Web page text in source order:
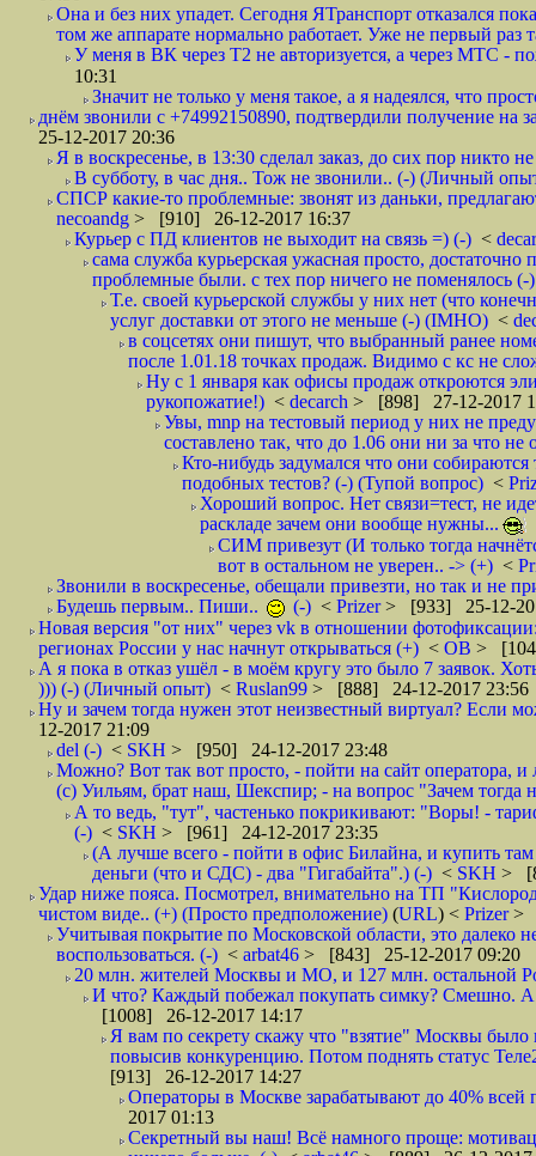
Она и без них упадет. Сегодня ЯТранспорт отказался
том же аппарате нормально работает. Уже не первый раз
У меня в ВК через Т2 не авторизуется, а через МТС -
10:31
Значит не только у меня такое, а я надеялся, что
днём звонили с +74992150890, подтвердили получение на
25-12-2017 20:36
Я в воскресенье, в 13:30 сделал заказ, до сих пор никто
В субботу, в час дня.. Тож не звонили.. (-) (Личный
СПСР какие-то проблемные: звонят из даньки,
necoandg > [910] 26-12-2017 16:37
Курьер с ПД клиентов не выходит на связь =) (-) <
сама служба курьерская ужасная просто,
проблемные были. с тех пор ничего не поменялось (-)
Т.е. своей курьерской службы у них нет (что
услуг доставки от этого не меньше (-) (IMHO) <
в соцсетях они пишут, что выбранный ранее
после 1.01.18 точках продаж. Видимо с кс не
Ну с 1 января как офисы продаж откроются
рукопожатие!) < decarch > [898] 27-12-2017
Увы, mnp на тестовый период у них не
составлено так, что до 1.06 они ни за что не
Кто-нибудь задумался что они
подобных тестов? (-) (Тупой вопрос) <
Хороший вопрос. Нет связи=тест, не
раскладе зачем они вообще нужны...
СИМ привезут (И только тогда
вот в остальном не уверен.. -> (+) <
Звонили в воскресенье, обещали привезти, но так и не
Будешь первым.. Пиши..
(-) < Prizer> [933] 25-12-
Новая версия "от них" через vk в отношении
регионах России у нас начнут открываться (+) < ОВ >
А я пока в отказ ушёл - в моём кругу это было 7 заявок.
))) (-) (Личный опыт) < Ruslan99 > [888] 24-12-2017 23:56
Ну и зачем тогда нужен этот неизвестный виртуал? Если
12-2017 21:09
del (-) < SKH > [950] 24-12-2017 23:48
Можно? Вот так вот просто, - пойти на сайт оператора,
(с) Уильям, брат наш, Шекспир; - на вопрос "Зачем тогда
А то ведь, "тут", частенько покрикивают: "Воры! -
(-) < SKH > [961] 24-12-2017 23:35
(А лучше всего - пойти в офис Билайна, и купить
деньги (что и СДС) - два "Гигабайта".) (-) < SKH >
Удар ниже пояса. Посмотрел, внимательно на ТП
чистом виде.. (+) (Просто предположение) (URL) < Prizer>
Учитывая покрытие по Московской области, это далеко
воспользоваться. (-) < arbat46 > [843] 25-12-2017 09:20
20 млн. жителей Москвы и МО, и 127 млн. остальной
И что? Каждый побежал покупать симку? Смешно. А
[1008] 26-12-2017 14:17
Я вам по секрету скажу что "взятие" Москвы
повысив конкуренцию. Потом поднять статус
[913] 26-12-2017 14:27
Операторы в Москве зарабатывают до 40% всей
2017 01:13
Секретный вы наш! Всё намного проще: